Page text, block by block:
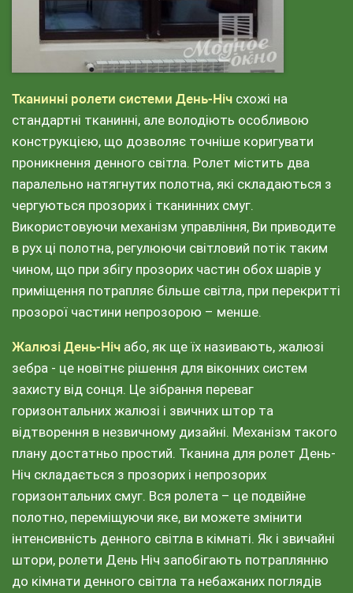
Тканинні ролети системи День-Ніч схожі на
стандартні тканинні, але володіють особливою
конструкцією, що дозволяє точніше коригувати
проникнення денного світла. Ролет містить два
паралельно натягнутих полотна, які складаються з
чергуються прозорих і тканинних смуг.
Використовуючи механізм управління, Ви приводите
в рух ці полотна, регулюючи світловий потік таким
чином, що при збігу прозорих частин обох шарів у
приміщення потрапляє більше світла, при перекритті
прозорої частини непрозорою – менше.
Жалюзі День-Ніч або, як ще їх називають, жалюзі
зебра - це новітнє рішення для віконних систем
захисту від сонця. Це зібрання переваг
горизонтальних жалюзі і звичних штор та
відтворення в незвичному дизайні. Механізм такого
плану достатньо простий. Тканина для ролет День-
Ніч складається з прозорих і непрозорих
горизонтальних смуг. Вся ролета – це подвійне
полотно, переміщуючи яке, ви можете змінити
інтенсивність денного світла в кімнаті. Як і звичайні
штори, ролети День Ніч запобігають потраплянню
до кімнати денного світла та небажаних поглядів